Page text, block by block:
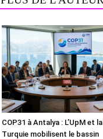
COP31 à Antalya : L’UpM et la
Turquie mobilisent le bassin